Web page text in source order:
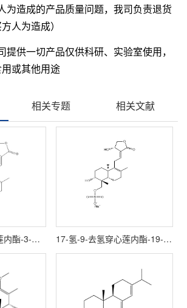
为造成的产品质量问题，我司负责退货
人为造成）
提供一切产品仅供科研、实验室使用，
或其他用途
相关专题 相关文献
17-氢-9-去氢穿心莲内酯-3-硫酸酯钠 17-氢-9-去氢穿心莲内酯-19-硫酸酯钠|1443513-92-5